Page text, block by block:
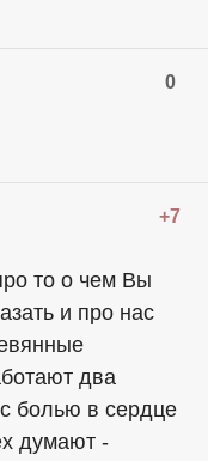
0
+7
то о чем Вы
и про нас
два
болью в сердце
думают -